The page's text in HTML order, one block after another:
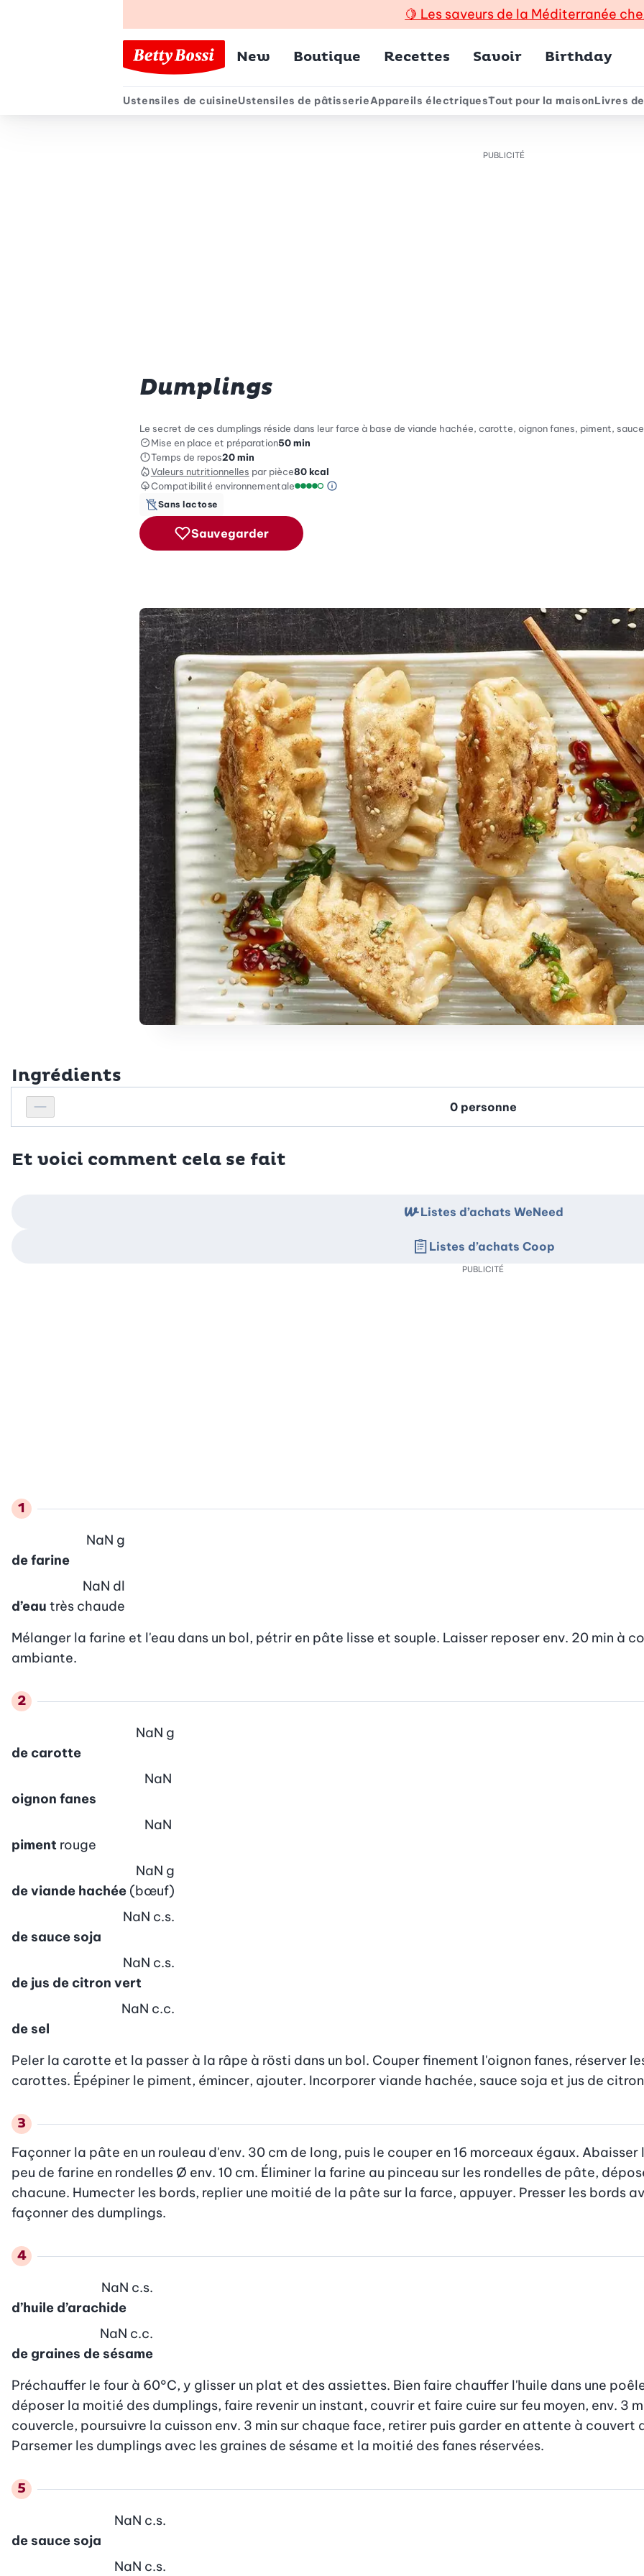
🍋 Les saveurs de la Méditerranée
Menu principal
New Boutique Recettes Savoir Birthday
Menu secondaire
Ustensiles de cuisineUstensiles de pâtisserieAppareils électriquesTout pour la maisonLivres
PUBLICITÉ
Dumplings
Le secret de ces dumplings réside dans leur farce à base de viande hachée, carotte, oignon fanes, piment,
Mise en place et préparation50 min
Temps de repos20 min
Valeurs nutritionnelles par pièce80 kcal
Compatibilité environnementale
Information sur l’échelle Green Betty
Sans lactose
Sauvegarder
Ingrédients
Réduire le nombre de personnes
Personnes
Et voici comment cela se fait
de farine
NaN g
d’eau très chaude
NaN dl
Mélanger la farine et l'eau dans un bol, pétrir en pâte lisse et souple. Laisser reposer env. 20 min à
ambiante.
de carotte
NaN g
oignon fanes
NaN
piment rouge
NaN
de viande hachée (bœuf)
NaN g
de sauce soja
NaN c.s.
de jus de citron vert
NaN c.s.
de sel
NaN c.c.
Peler la carotte et la passer à la râpe à rösti dans un bol. Couper finement l'oignon fanes, réserver
carottes. Épépiner le piment, émincer, ajouter. Incorporer viande hachée, sauce soja et jus de
Façonner la pâte en un rouleau d'env. 30 cm de long, puis le couper en 16 morceaux égaux.
peu de farine en rondelles Ø env. 10 cm. Éliminer la farine au pinceau sur les rondelles de pâte,
chacune. Humecter les bords, replier une moitié de la pâte sur la farce, appuyer. Presser les bords
façonner des dumplings.
d’huile d’arachide
NaN c.s.
de graines de sésame
NaN c.c.
Préchauffer le four à 60°C, y glisser un plat et des assiettes. Bien faire chauffer l'huile dans une
déposer la moitié des dumplings, faire revenir un instant, couvrir et faire cuire sur feu moyen, env. 3
couvercle, poursuivre la cuisson env. 3 min sur chaque face, retirer puis garder en attente à couvert
Parsemer les dumplings avec les graines de sésame et la moitié des fanes réservées.
de sauce soja
NaN c.s.
NaN c.s.
Listes d’achats WeNeed
Listes d’achats Coop
PUBLICITÉ